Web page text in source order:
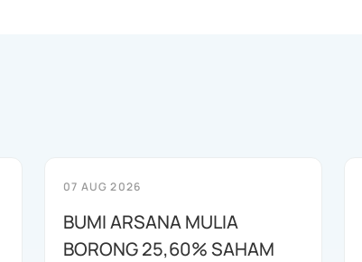
07 AUG 2026
BUMI ARSANA MULIA
BORONG 25,60% SAHAM